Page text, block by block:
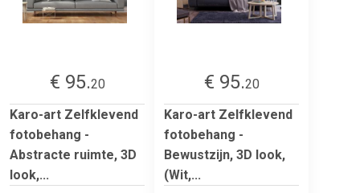
€ 95.20
Karo-art Zelfklevend
fotobehang -
Abstracte ruimte, 3D
look,...
€ 95.20
Karo-art Zelfklevend
fotobehang -
Bewustzijn, 3D look,
(Wit,...